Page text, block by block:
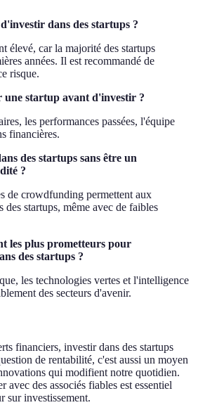
dans des startups ?
élevé, car la majorité des startups
années. Il est recommandé de
risque.
une startup avant d'investir ?
les performances passées, l'équipe
financières.
des startups sans être un
?
de crowdfunding permettent aux
startups, même avec de faibles
les plus prometteurs pour
des startups ?
les technologies vertes et l'intelligence
des secteurs d'avenir.
financiers, investir dans des startups
de rentabilité, c'est aussi un moyen
qui modifient notre quotidien.
avec des associés fiables est essentiel
sur investissement.